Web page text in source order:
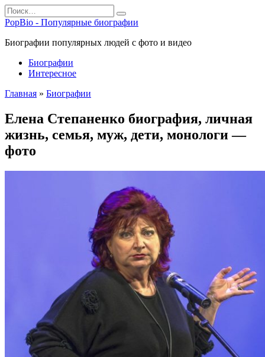
Перейти
к
содержанию
Search
for:
PopBio - Популярные биографии
Биографии популярных людей с фото и видео
Биографии
Интересное
Главная » Биографии
Елена Степаненко биография, личная
жизнь, семья, муж, дети, монологи —
фото